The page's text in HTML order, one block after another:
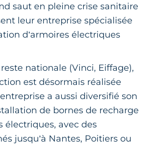
saut en pleine crise sanitaire
leur entreprise spécialisée
d’armoires électriques
nationale (Vinci, Eiffage),
est désormais réalisée
a aussi diversifié son
de bornes de recharge
électriques, avec des
jusqu’à Nantes, Poitiers ou